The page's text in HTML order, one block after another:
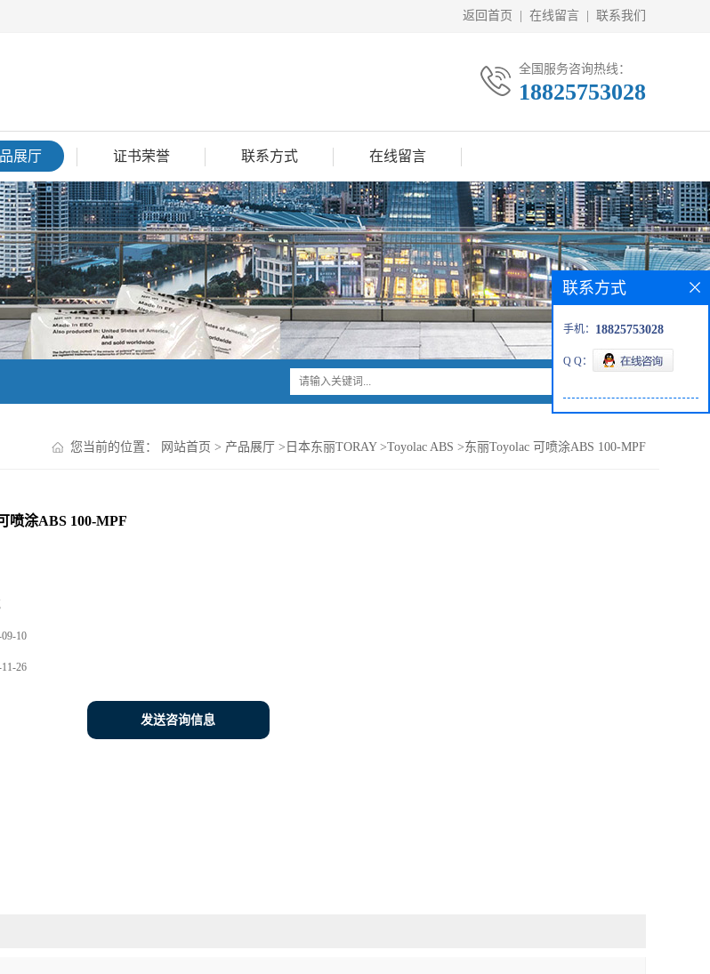
返回首页 在线留言 联系我们
全国服务咨询热线：
18825753028
展厅 证书荣誉 联系方式 在线留言
您当前的位置： 网站首页 > 产品展厅 > 日本东丽TORAY>Toyolac ABS >东丽Toyolac 可喷涂ABS 100-MPF
喷涂ABS 100-MPF
10
26
发送咨询信息
联系方式
手机： 18825753028
Q Q：